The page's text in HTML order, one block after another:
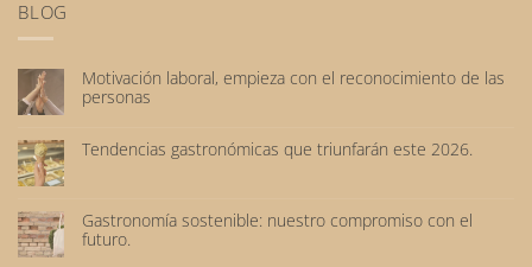
BLOG
Motivación laboral, empieza con el reconocimiento de las
personas
hay
comentarios
laboral,
empieza
con
Tendencias gastronómicas que triunfarán este 2026.
comentarios
en
Tendencias
Gastronomía sostenible: nuestro compromiso con el
futuro.